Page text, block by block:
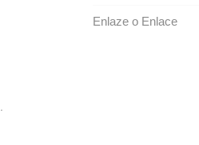
Enlaze o Enlace